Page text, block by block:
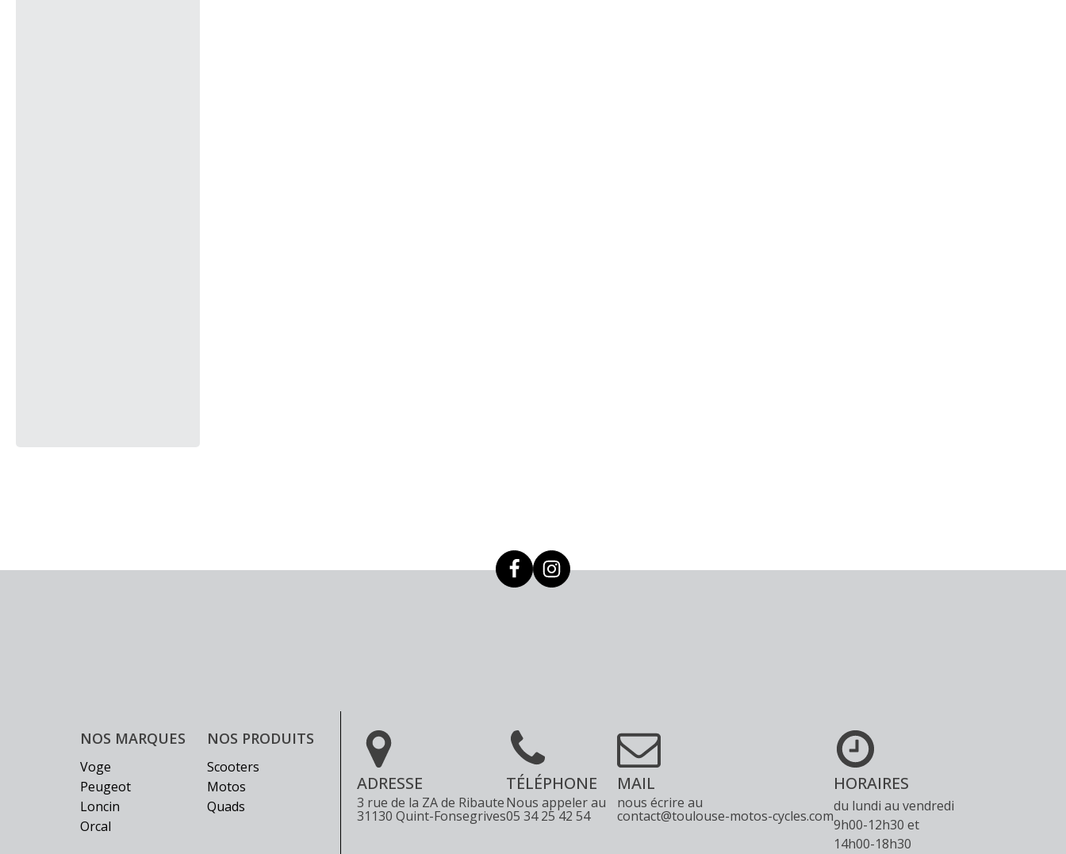
NOS MARQUES
Voge
Peugeot
Loncin
Orcal
NOS PRODUITS
Scooters
Motos
Quads
ADRESSE
3 rue de la ZA de Ribaute
31130 Quint-Fonsegrives
TÉLÉPHONE
Nous appeler au
05 34 25 42 54
MAIL
nous écrire au
contact@toulouse-motos-cycles.com
HORAIRES
du lundi au vendredi
9h00-12h30 et
14h00-18h30